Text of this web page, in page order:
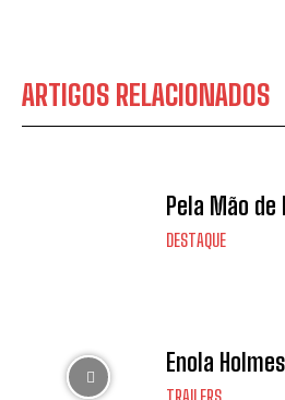
ARTIGOS RELACIONADOS
Pela Mão de
DESTAQUE
Enola
TRAILERS